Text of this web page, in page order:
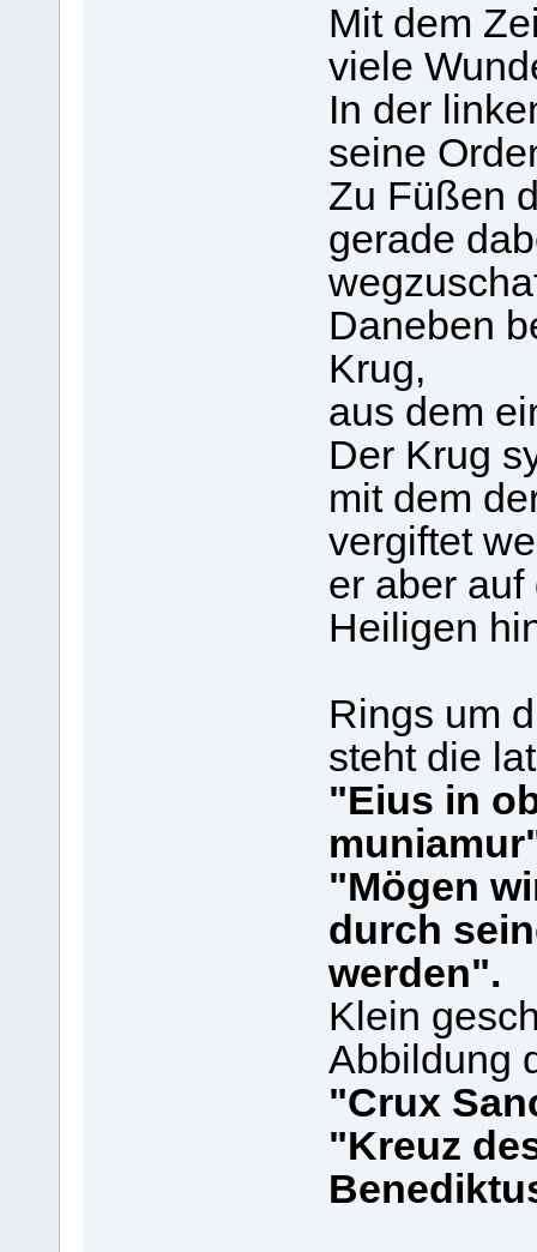
Mit dem
viele
In der
seine
Zu Füßen
gerade
Daneben
Krug,
aus dem
Der Krug
mit dem
vergiftet
er aber
Heiligen
Rings um
steht die
"Eius in
"Mögen
durch
werden".
Klein
Abbildung
"Crux
"Kreuz